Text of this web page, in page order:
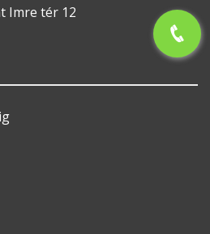
Imre tér 12